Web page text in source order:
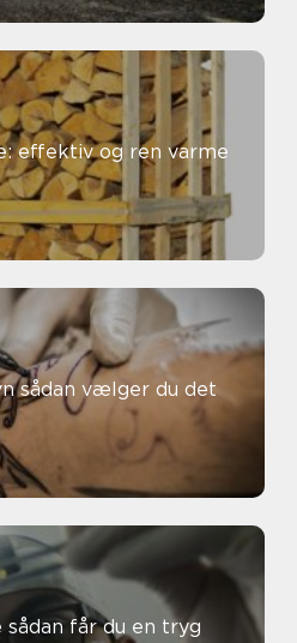
effektiv og ren varme
det